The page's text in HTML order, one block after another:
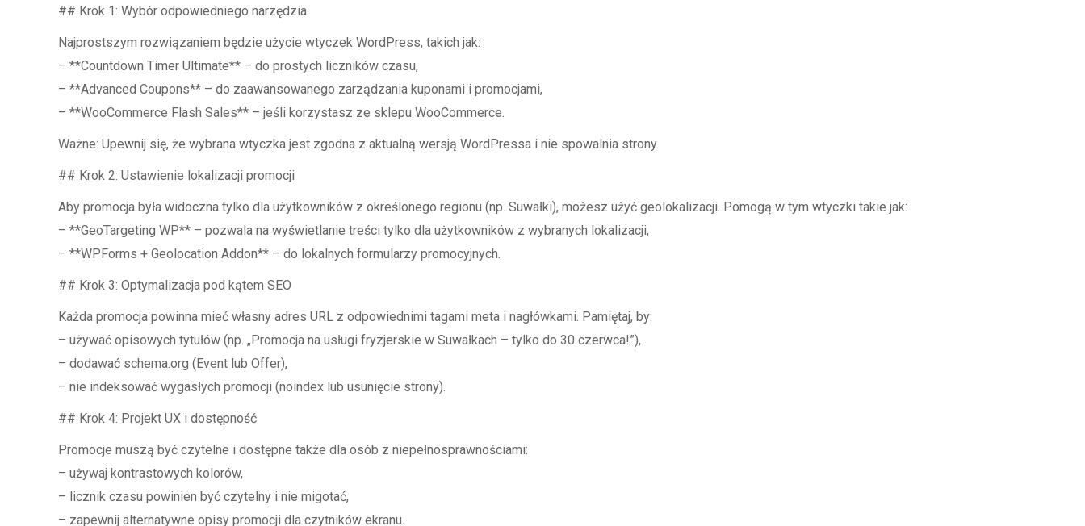
## Krok 1: Wybór odpowiedniego narzędzia
Najprostszym rozwiązaniem będzie użycie wtyczek WordPress, takich jak:
– **Countdown Timer Ultimate** – do prostych liczników czasu,
– **Advanced Coupons** – do zaawansowanego zarządzania kuponami i promocjami,
– **WooCommerce Flash Sales** – jeśli korzystasz ze sklepu WooCommerce.
Ważne: Upewnij się, że wybrana wtyczka jest zgodna z aktualną wersją WordPressa i nie spowalnia strony.
## Krok 2: Ustawienie lokalizacji promocji
Aby promocja była widoczna tylko dla użytkowników z określonego regionu (np. Suwałki), możesz użyć geolokalizacji. Pomogą w tym wtyczki takie jak:
– **GeoTargeting WP** – pozwala na wyświetlanie treści tylko dla użytkowników z wybranych lokalizacji,
– **WPForms + Geolocation Addon** – do lokalnych formularzy promocyjnych.
## Krok 3: Optymalizacja pod kątem SEO
Każda promocja powinna mieć własny adres URL z odpowiednimi tagami meta i nagłówkami. Pamiętaj, by:
– używać opisowych tytułów (np. „Promocja na usługi fryzjerskie w Suwałkach – tylko do 30 czerwca!”),
– dodawać schema.org (Event lub Offer),
– nie indeksować wygasłych promocji (noindex lub usunięcie strony).
## Krok 4: Projekt UX i dostępność
Promocje muszą być czytelne i dostępne także dla osób z niepełnosprawnościami:
– używaj kontrastowych kolorów,
– licznik czasu powinien być czytelny i nie migotać,
– zapewnij alternatywne opisy promocji dla czytników ekranu.